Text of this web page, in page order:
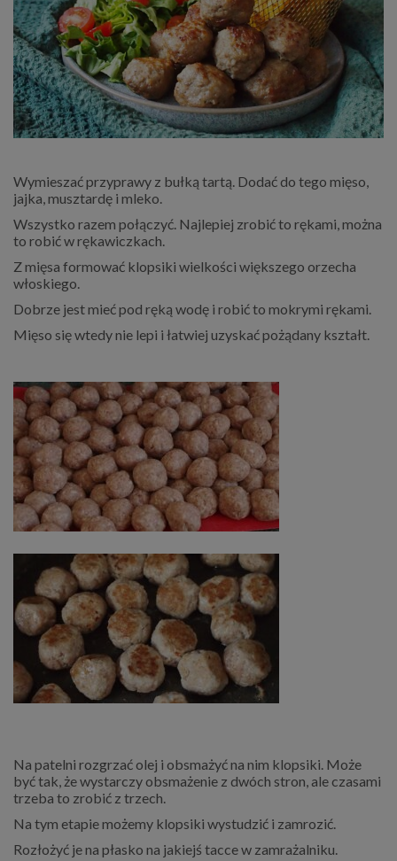
Wymieszać przyprawy z bułką tartą. Dodać do tego mięso,
jajka, musztardę i mleko.
Wszystko razem połączyć. Najlepiej zrobić to rękami, można
to robić w rękawiczkach.
Z mięsa formować klopsiki wielkości większego orzecha
włoskiego.
Dobrze jest mieć pod ręką wodę i robić to mokrymi rękami.
Mięso się wtedy nie lepi i łatwiej uzyskać pożądany kształt.
Na patelni rozgrzać olej i obsmażyć na nim klopsiki. Może
być tak, że wystarczy obsmażenie z dwóch stron, ale czasami
trzeba to zrobić z trzech.
Na tym etapie możemy klopsiki wystudzić i zamrozić.
Rozłożyć je na płasko na jakiejś tacce w zamrażalniku.